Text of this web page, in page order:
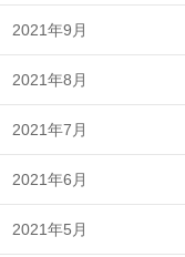
2021年9月
2021年8月
2021年7月
2021年6月
2021年5月